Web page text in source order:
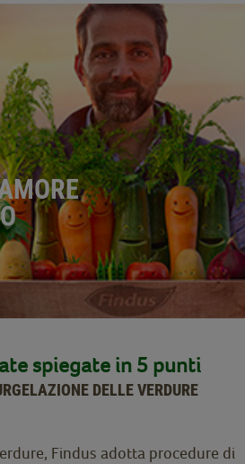
spiegate in 5 punti
DELLE VERDURE
Findus adotta procedure di